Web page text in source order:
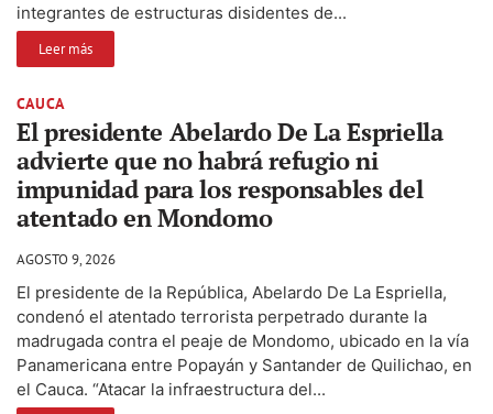
integrantes de estructuras disidentes de...
Leer más
CAUCA
El presidente Abelardo De La Espriella
advierte que no habrá refugio ni
impunidad para los responsables del
atentado en Mondomo
AGOSTO 9, 2026
El presidente de la República, Abelardo De La Espriella,
condenó el atentado terrorista perpetrado durante la
madrugada contra el peaje de Mondomo, ubicado en la vía
Panamericana entre Popayán y Santander de Quilichao, en
el Cauca. “Atacar la infraestructura del...